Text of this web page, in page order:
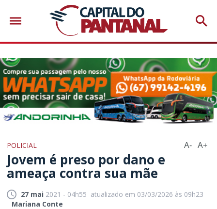
POLICIAL A- A+
Jovem é preso por dano e
ameaça contra sua mãe
27 mai 2021 - 04h55 atualizado em 03/03/2026 às 09h23
Mariana Conte